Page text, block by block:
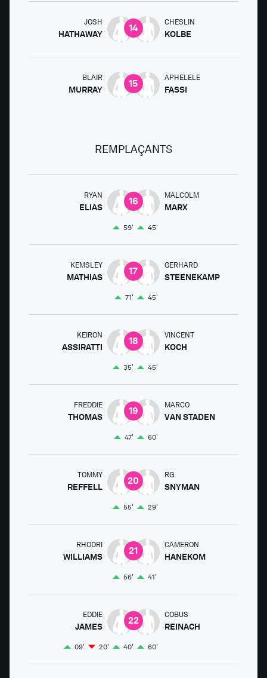
JOSH
HATHAWAY
14 CHESLIN
KOLBE
BLAIR
MURRAY
15 APHELELE
FASSI
REMPLAÇANTS
RYAN
ELIAS
59'
16 MALCOLM
MARX
45'
KEMSLEY
MATHIAS
71'
17 GERHARD
STEENEKAMP
45'
KEIRON
ASSIRATTI
35'
18 VINCENT
KOCH
45'
FREDDIE
THOMAS
47'
19 MARCO
VAN STADEN
60'
TOMMY
REFFELL
55'
20 RG
SNYMAN
29'
RHODRI
WILLIAMS
56'
21 CAMERON
HANEKOM
41'
EDDIE
JAMES
09' 20' 40'
22 COBUS
REINACH
60'